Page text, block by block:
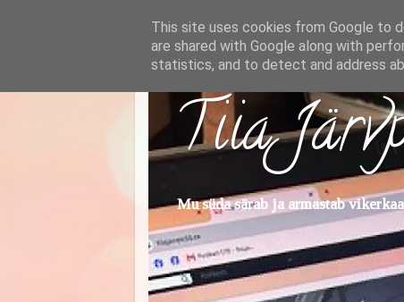
Tiia
Mu süda särab ja armastab
This site uses cookies from Google to
are shared with Google along with
statistics, and to detect and address